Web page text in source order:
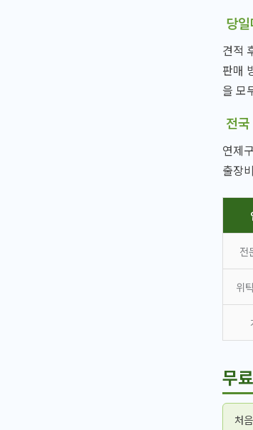
당
견적
판매
을 모
전
연제
출장
전
위
무
처